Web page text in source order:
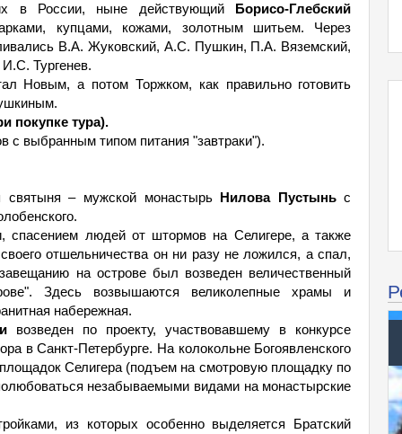
в России, ныне действующий Борисо-Глебский
купцами, кожами, золотным шитьем. Через
В.А. Жуковский, А.С. Пушкин, П.А. Вяземский,
Тургенев.
Новым, а потом Торжком, как правильно готовить
покупке тура).
с выбранным типом питания "завтраки").
святыня – мужской монастырь Нилова Пустыньс
спасением людей от штормов на Селигере, а также
отшельничества он ни разу не ложился, а спал,
на острове был возведен величественный
Здесь возвышаются великолепные храмы и
набережная.
возведен по проекту, участвовавшему в конкурсе
в Санкт-Петербурге. На колокольне Богоявленского
Селигера (подъем на смотровую площадку по
незабываемыми видами на монастырские
из которых особенно выделяется Братский